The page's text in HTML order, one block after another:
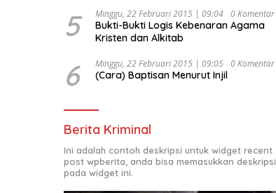
5 Minggu, 22 Februari 2015 | 09:04 0 Komentar
Bukti-Bukti Logis Kebenaran Agama
Kristen dan Alkitab
6 Minggu, 22 Februari 2015 | 09:05 0 Komentar
(Cara) Baptisan Menurut Injil
Berita Kriminal
Ini adalah contoh deskripsi untuk widget recent
post wpberita, anda bisa memasukkan deskripsi
pada widget ini.